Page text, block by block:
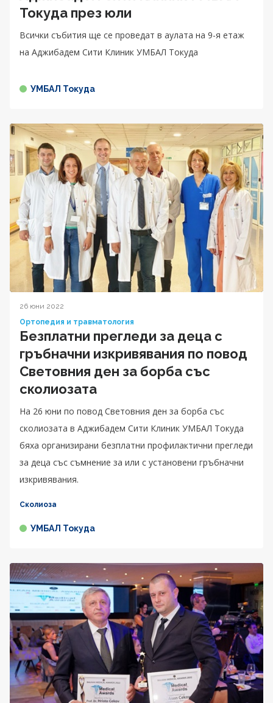
Токуда през юли
Всички събития ще се проведат в аулата на 9-я етаж
на Аджибадем Сити Клиник УМБАЛ Токуда
УМБАЛ Токуда
26 юни 2022
Ортопедия и травматология
Безплатни прегледи за деца с
гръбначни изкривявания по повод
Световния ден за борба със
сколиозата
На 26 юни по повод Световния ден за борба със
сколиозата в Аджибадем Сити Клиник УМБАЛ Токуда
бяха организирани безплатни профилактични прегледи
за деца със съмнение за или с установени гръбначни
изкривявания.
Сколиоза
УМБАЛ Токуда